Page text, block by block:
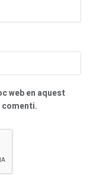
web en aquest
comenti.